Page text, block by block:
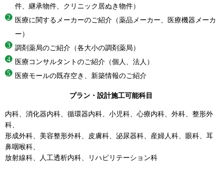
件、継承物件、クリニック居ぬき物件）
医療に関するメーカーのご紹介（薬品メーカー、医療機器メーカ
ー）
調剤薬局のご紹介（各大小の調剤薬局）
医療コンサルタントのご紹介（個人、法人）
医療モールの既存空き、新築情報のご紹介
プラン・設計施工可能科目
内科、消化器内科、循環器内科、小児科、心療内科、外科、整形外
科、
形成外科、美容整形外科、皮膚科、泌尿器科、産婦人科、眼科、耳
鼻咽喉科、
放射線科、人工透析内科、リハビリテーション科